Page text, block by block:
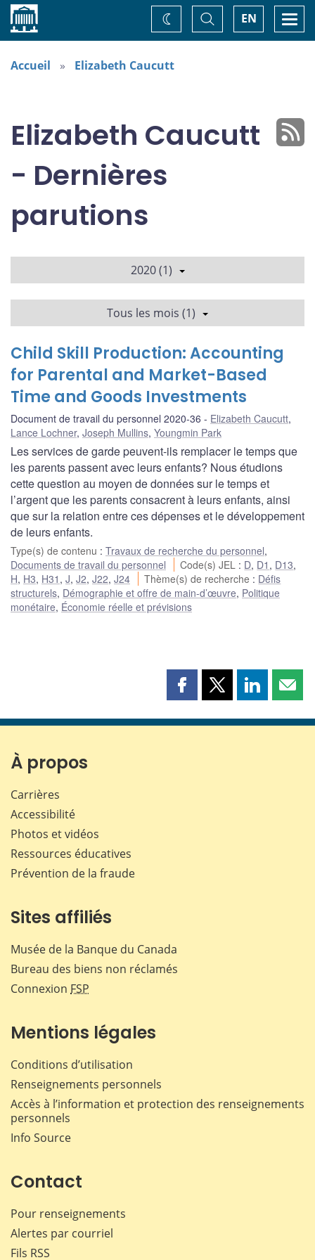
Accueil EN
Basculer
la
recherche
Changez
de
thème
Accueil Elizabeth Caucutt
Elizabeth Caucutt
- Dernières
parutions
2020 (1)
Tous les mois (1)
Child Skill Production: Accounting
for Parental and Market-Based
Time and Goods Investments
Document de travail du personnel 2020-36 Elizabeth Caucutt,
Lance Lochner, Joseph Mullins, Youngmin Park
Les services de garde peuvent-ils remplacer le temps que
les parents passent avec leurs enfants? Nous étudions
cette question au moyen de données sur le temps et
l’argent que les parents consacrent à leurs enfants, ainsi
que sur la relation entre ces dépenses et le développement
de leurs enfants.
Type(s) de contenu : Travaux de recherche du personnel,
Documents de travail du personnel
Code(s) JEL : D, D1 , D13,
H, H3, H31 , J, J2, J22, J24 Thème(s) de recherche : Défis
structurels, Démographie et offre de main-d’œuvre, Politique
monétaire, Économie réelle et prévisions
Partager
page
Partager
page
Partager
page page
À propos
Carrières
Accessibilité
Photos et vidéos
Ressources éducatives
Prévention de la fraude
Sites affiliés
Musée de la Banque du Canada
Bureau des biens non réclamés
Connexion FSP
Mentions légales
Conditions d’utilisation
Renseignements personnels
Accès à l’information et protection des renseignements
personnels
Info Source
Contact
Pour renseignements
Alertes par courriel
Fils RSS